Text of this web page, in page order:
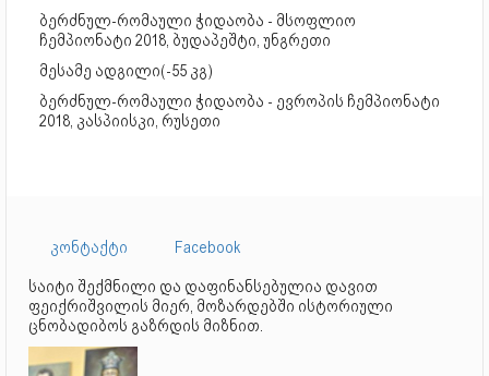
ბერძნულ-რომაული ჭიდაობა - მსოფლიო
ჩემპიონატი 2018, ბუდაპეშტი, უნგრეთი
მესამე ადგილი(-55 კგ)
ბერძნულ-რომაული ჭიდაობა - ევროპის ჩემპიონატი
2018, კასპიისკი, რუსეთი
კონტაქტი
Facebook
საიტი შექმნილი და დაფინანსებულია დავით
ფეიქრიშვილის მიერ, მოზარდებში ისტორიული
ცნობადიბოს გაზრდის მიზნით.